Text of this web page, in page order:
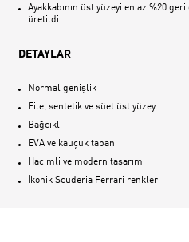
Ayakkabının üst yüzeyi en az %20
üretildi
DETAYLAR
Normal genişlik
File, sentetik ve süet üst yüzey
Bağcıklı
EVA ve kauçuk taban
Hacimli ve modern tasarım
İkonik Scuderia Ferrari renkleri